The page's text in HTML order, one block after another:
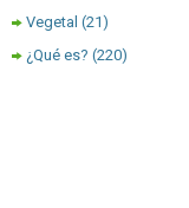
Vegetal (21)
¿Qué es? (220)